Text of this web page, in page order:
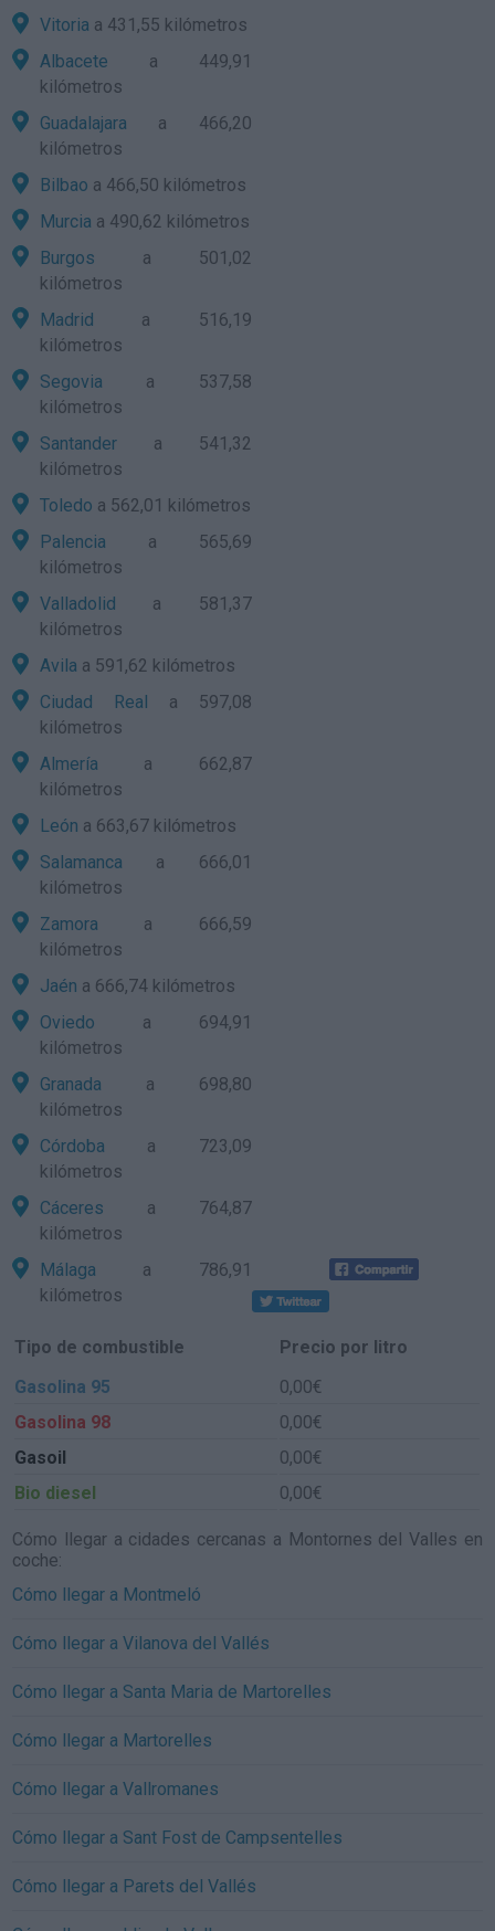
Vitoria a 431,55 kilómetros
Albacete a 449,91
kilómetros
Guadalajara a 466,20
kilómetros
Bilbao a 466,50 kilómetros
Murcia a 490,62 kilómetros
Burgos a 501,02
kilómetros
Madrid a 516,19
kilómetros
Segovia a 537,58
kilómetros
Santander a 541,32
kilómetros
Toledo a 562,01 kilómetros
Palencia a 565,69
kilómetros
Valladolid a 581,37
kilómetros
Avila a 591,62 kilómetros
Ciudad Real a 597,08
kilómetros
Almería a 662,87
kilómetros
León a 663,67 kilómetros
Salamanca a 666,01
kilómetros
Zamora a 666,59
kilómetros
Jaén a 666,74 kilómetros
Oviedo a 694,91
kilómetros
Granada a 698,80
kilómetros
Córdoba a 723,09
kilómetros
Cáceres a 764,87
kilómetros
Málaga a 786,91
kilómetros
Tipo de combustible
Precio por litro
Gasolina 95
0,00€
Gasolina 98
0,00€
Gasoil
0,00€
Bio diesel
0,00€
Cómo llegar a cidades cercanas a Montornes del Valles en
coche:
Cómo llegar a Montmeló
Cómo llegar a Vilanova del Vallés
Cómo llegar a Santa Maria de Martorelles
Cómo llegar a Martorelles
Cómo llegar a Vallromanes
Cómo llegar a Sant Fost de Campsentelles
Cómo llegar a Parets del Vallés